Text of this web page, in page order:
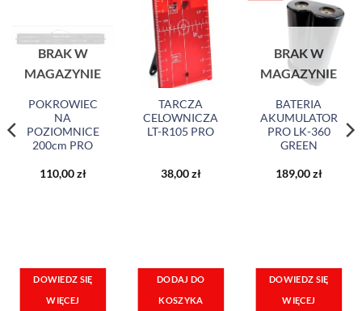
BRAK W
MAGAZYNIE
POKROWIEC
NA
POZIOMNICE
200cm PRO
110,00zł
DOWIEDZ SIĘ
WIĘCEJ
TARCZA
CELOWNICZA
LT-R105 PRO
38,00zł
DODAJ DO
KOSZYKA
BRAK W
MAGAZYNIE
BATERIA
AKUMULATOR
PRO LK-360
GREEN
189,00zł
DOWIEDZ SIĘ
WIĘCEJ